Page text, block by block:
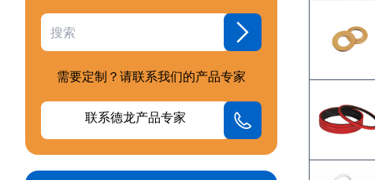
需要定制？请联系我们的产品专家
联系德龙产品专家